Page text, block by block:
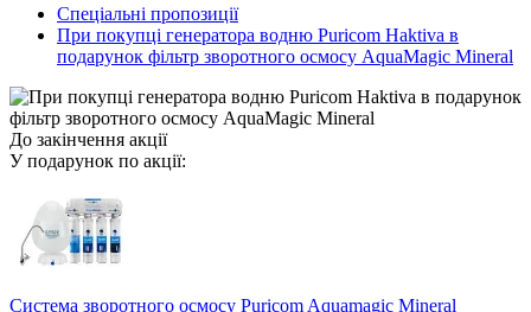
Спеціальні пропозиції
При покупці генератора водню Puricom Haktiva в
подарунок фільтр зворотного осмосу AquaMagic Mineral
До закінчення акції
У подарунок по акції:
Система зворотного осмосу Puricom Aquamagic Mineral